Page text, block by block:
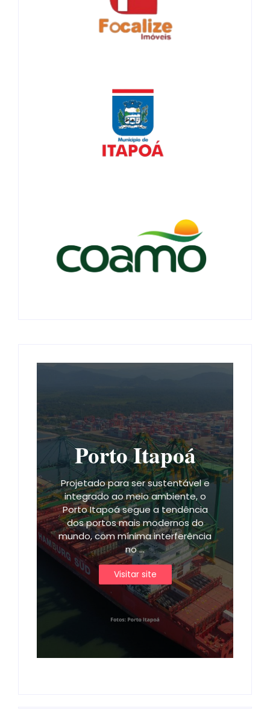
Porto Itapoá
Projetado para ser sustentável e
integrado ao meio ambiente, o
Porto Itapoá segue a tendência
dos portos mais modernos do
mundo, com mínima interferência
no ...
Visitar site